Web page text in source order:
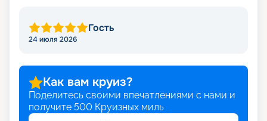
Гость
24 июля 2026
Как вам круиз?
Поделитесь своими впечатлениями с нами и
получите 500 Круизных миль